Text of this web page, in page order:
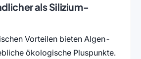
als Silizium-
Vorteilen bieten Algen-
ökologische Pluspunkte.